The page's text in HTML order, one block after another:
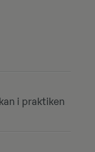
i praktiken